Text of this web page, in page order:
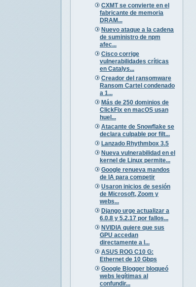
CXMT se convierte en el
fabricante de memoria
DRAM...
Nuevo ataque a la cadena
de suministro de npm
afec...
Cisco corrige
vulnerabilidades críticas
en Catalys...
Creador del ransomware
Ransom Cartel condenado
a 1...
Más de 250 dominios de
ClickFix en macOS usan
huel...
Atacante de Snowflake se
declara culpable por filt...
Lanzado Rhythmbox 3.5
Nueva vulnerabilidad en el
kernel de Linux permite...
Google renueva mandos
de IA para competir
Usaron inicios de sesión
de Microsoft, Zoom y
webs...
Django urge actualizar a
6.0.8 y 5.2.17 por fallos...
NVIDIA quiere que sus
GPU accedan
directamente a l...
ASUS ROG C10 G:
Ethernet de 10 Gbps
Google Blogger bloqueó
webs legítimas al
confundir...